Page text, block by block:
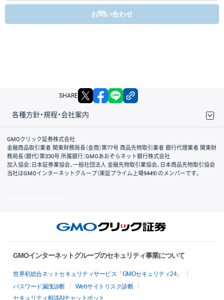
お問い合わせ
SHARE X facebook
各種方針・規程・会社案内
取引規程・約款
サイトマップ
その他のご案内
個人情報保護方針
最良執行方針
サイトのご利用について
ディスクレイマー
信託保全
リスク説明
会社案内
GMOクリック証券株式会社
金融商品取引業者 関東財務局長（金商）第77号 商品先物取引業者 銀行代理業者 関東財
務局長（銀代）第330号 所属銀行：GMOあおぞらネット銀行株式会社
加入協会：日本証券業協会、一般社団法人 金融先物取引業協会、日本商品先物取引協会
当社はGMOインターネットグループ（東証プライム上場9449）のメンバーです。
GMOインターネットグループのセキュリティ事業について
世界初総合ネットセキュリティサービス「GMOセキュリティ24」
パスワード漏洩診断
Webサイトリスク診断
セキュリティ相談AIチャットボット